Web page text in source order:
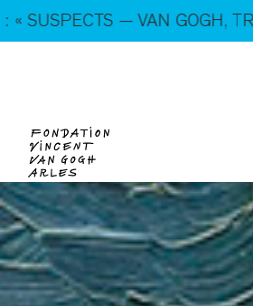
En ce moment, tous les jours : «
GOGH, TRICKSTERS & CO. »
& CO. »